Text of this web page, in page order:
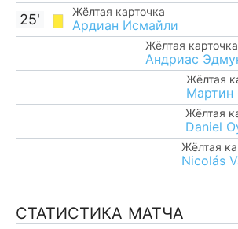
Жёлтая карточка
Ардиан Исмайли
25'
Жёлтая карточка
Андриас
Жёлтая
Мартин
Жёлтая
Daniel
Жёлтая
Nicolás
СТАТИСТИКА МАТЧА